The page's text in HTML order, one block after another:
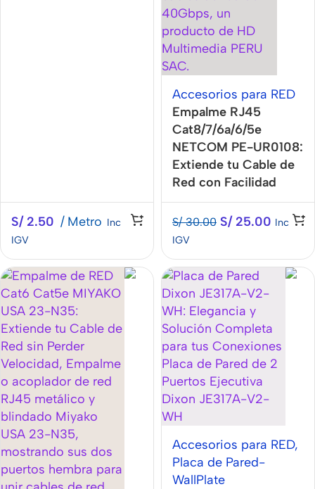
S/2.50 Metro Inc
IGV
Accesorios para RED
Empalme RJ45
Cat8/7/6a/6/5e
NETCOM PE-UR0108:
Extiende tu Cable de
Red con Facilidad
S/30.00 S/25.00 Inc
IGV
Accesorios para RED,
Placa de Pared-
WallPlate